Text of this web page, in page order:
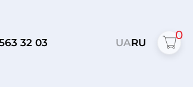
32 03 UARU
0